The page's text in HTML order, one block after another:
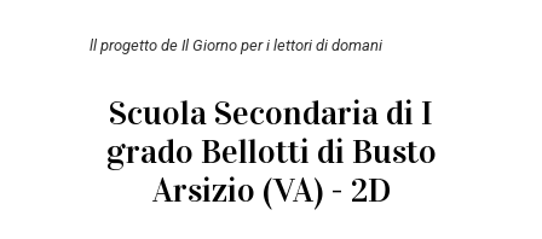
ll progetto de Il Giorno per i lettori di domani
Scuola Secondaria di I
grado Bellotti di Busto
Arsizio (VA) - 2D